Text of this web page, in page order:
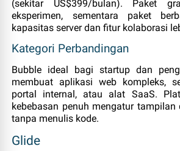
(sekitar US$399/bulan). Paket
eksperimen, sementara paket
kapasitas server dan fitur kolaborasi
Kategori Perbandingan
Bubble ideal bagi startup dan
membuat aplikasi web kompleks,
portal internal, atau alat SaaS.
kebebasan penuh mengatur
tanpa menulis kode.
Glide